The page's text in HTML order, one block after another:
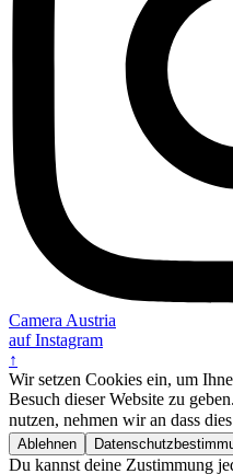
Camera Austria
auf Instagram
↑
Wir setzen Cookies ein, um
Besuch dieser Website zu
nutzen, nehmen wir an dass
Ablehnen
Du kannst deine Zustimmung